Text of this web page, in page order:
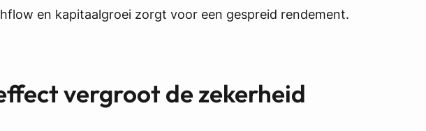
en kapitaalgroei zorgt voor een gespreid rendement.
vergroot de zekerheid